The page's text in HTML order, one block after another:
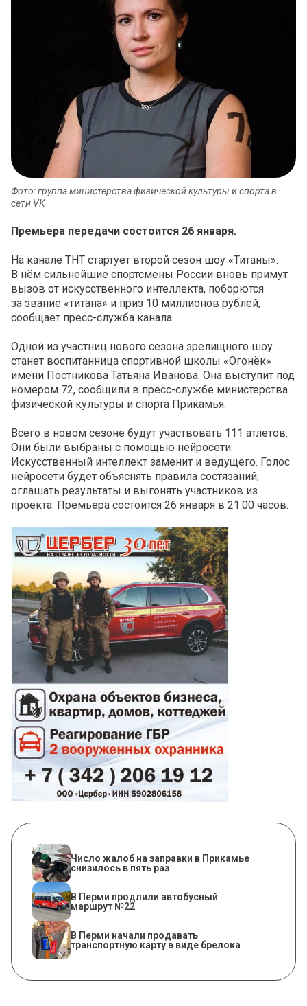
Фото: группа министерства физической культуры и спорта в
сети VK
Премьера передачи состоится 26 января.
На канале ТНТ стартует второй сезон шоу «Титаны».
В нём сильнейшие спортсмены России вновь примут
вызов от искусственного интеллекта, поборются
за звание «титана» и приз 10 миллионов рублей,
сообщает пресс-служба канала.
Одной из участниц нового сезона зрелищного шоу
станет воспитанница спортивной школы «Огонёк»
имени Постникова Татьяна Иванова. Она выступит под
номером 72, сообщили в пресс-службе министерства
физической культуры и спорта Прикамья.
Всего в новом сезоне будут участвовать 111 атлетов.
Они были выбраны с помощью нейросети.
Искусственный интеллект заменит и ведущего. Голос
нейросети будет объяснять правила состязаний,
оглашать результаты и выгонять участников из
проекта. Премьера состоится 26 января в 21.00 часов.
Число жалоб на заправки в Прикамье
снизилось в пять раз
В Перми продлили автобусный
маршрут №22
В Перми начали продавать
транспортную карту в виде брелока